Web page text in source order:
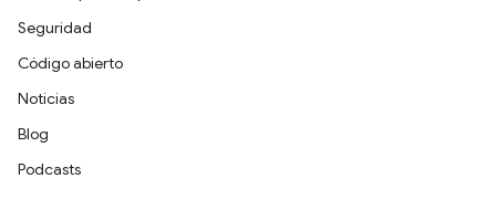
Seguridad
Código abierto
Noticias
Blog
Podcasts